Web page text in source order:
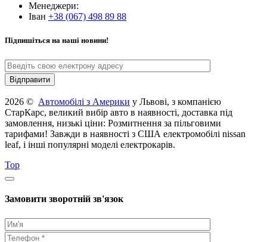
Менеджери:
Іван +38 (067) 498 89 88
Підпишіться на наші новини!
2026 © Автомобілі з Америки у Львові, з компанією
СтарКарс, великий вибір авто в наявності, доставка під
замовлення, низькі ціни: Розмитнення за пільговими
тарифами! Завжди в наявності з США електромобілі nissan
leaf, і інші популярні моделі електрокарів.
Top
Замовити зворотній зв'язок